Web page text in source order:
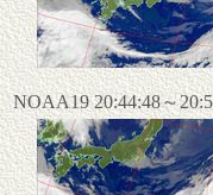
NOAA19 20:44:48～